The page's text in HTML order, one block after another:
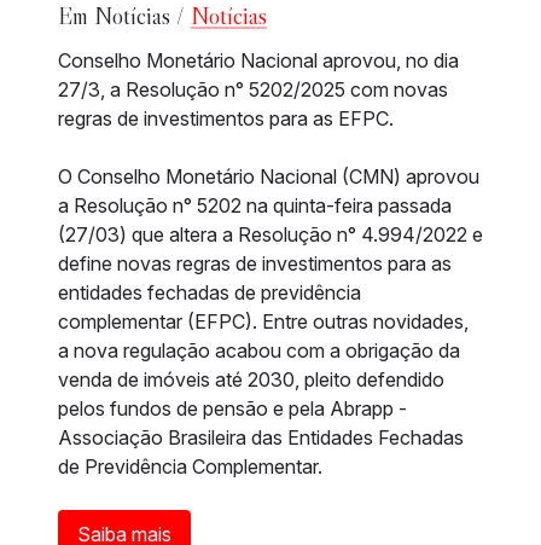
Em Notícias / Notícias
Conselho Monetário Nacional aprovou, no dia
27/3, a Resolução n° 5202/2025 com novas
regras de investimentos para as EFPC.
O Conselho Monetário Nacional (CMN) aprovou
a Resolução n° 5202 na quinta-feira passada
(27/03) que altera a Resolução n° 4.994/2022 e
define novas regras de investimentos para as
entidades fechadas de previdência
complementar (EFPC). Entre outras novidades,
a nova regulação acabou com a obrigação da
venda de imóveis até 2030, pleito defendido
pelos fundos de pensão e pela Abrapp -
Associação Brasileira das Entidades Fechadas
de Previdência Complementar.
Saiba mais